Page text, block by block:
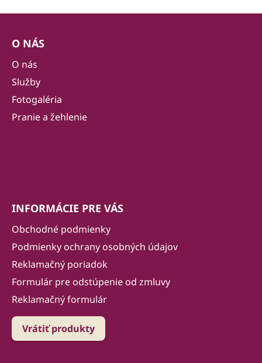
Z
O NÁS
O nás
Služby
Fotogaléria
Pranie a žehlenie
INFORMÁCIE PRE VÁS
Obchodné podmienky
Podmienky ochrany osobných údajov
Reklamačný poriadok
Formulár pre odstúpenie od zmluvy
Reklamačný formulár
Vrátiť produkty